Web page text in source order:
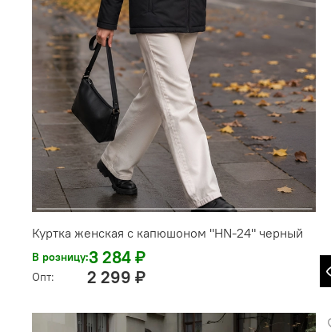
Куртка женская с капюшоном "HN-24" черный
В розницу:3 284 ₽
Опт: 2 299 ₽